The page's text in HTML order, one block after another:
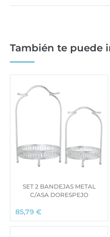
También te puede
SET 2 BANDEJAS METAL
C/ASA DORESPEJO
85,79 €